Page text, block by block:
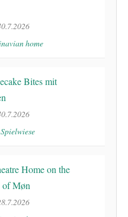
home
Bites mit
Home on the
of Møn